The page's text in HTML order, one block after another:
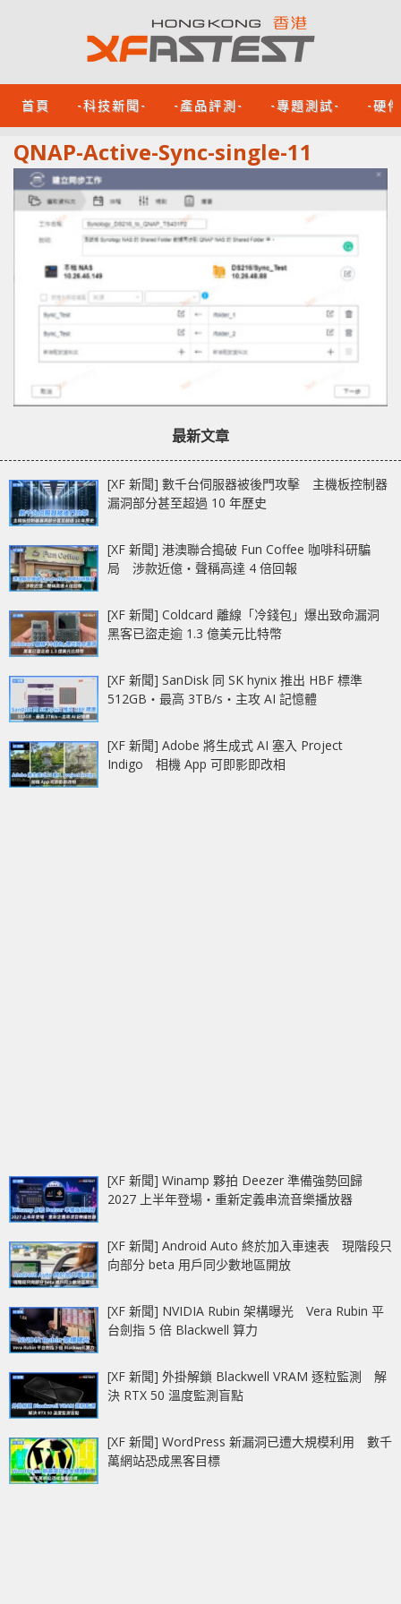
首頁 -科技新聞- -產品評測- -專題測試- -硬
QNAP-Active-Sync-single-11
最新文章
[XF 新聞] 數千台伺服器被後門攻擊 主機板控制器
漏洞部分甚至超過 10 年歷史
[XF 新聞] 港澳聯合搗破 Fun Coffee 咖啡科研騙
局 涉款近億‧聲稱高達 4 倍回報
[XF 新聞] Coldcard 離線「冷錢包」爆出致命漏洞
黑客已盜走逾 1.3 億美元比特幣
[XF 新聞] SanDisk 同 SK hynix 推出 HBF 標準
512GB‧最高 3TB/s‧主攻 AI 記憶體
[XF 新聞] Adobe 將生成式 AI 塞入 Project
Indigo 相機 App 可即影即改相
[XF 新聞] Winamp 夥拍 Deezer 準備強勢回歸
2027 上半年登場‧重新定義串流音樂播放器
[XF 新聞] Android Auto 終於加入車速表 現階段只
向部分 beta 用戶同少數地區開放
[XF 新聞] NVIDIA Rubin 架構曝光 Vera Rubin 平
台劍指 5 倍 Blackwell 算力
[XF 新聞] 外掛解鎖 Blackwell VRAM 逐粒監測 解
決 RTX 50 溫度監測盲點
[XF 新聞] WordPress 新漏洞已遭大規模利用 數千
萬網站恐成黑客目標